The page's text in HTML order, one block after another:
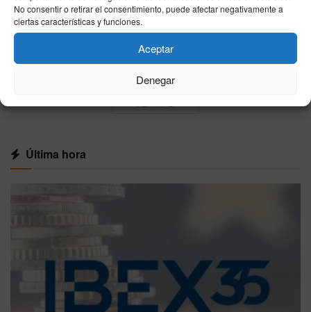
No consentir o retirar el consentimiento, puede afectar negativamente a
ciertas características y funciones.
Aceptar
Denegar
Resultados ONCE hoy, miércoles 5 de agosto
VER MÁS
Última hora